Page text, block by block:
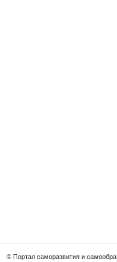
© Портал саморазвития и